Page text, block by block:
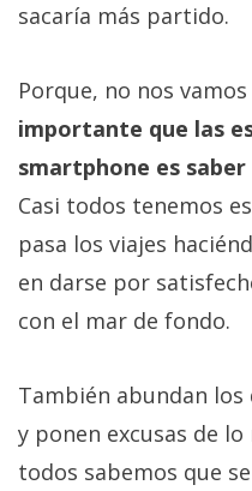
sacaría más partido.
Porque, no nos
importante que las
smartphone es
Casi todos tenemos
pasa los viajes
en darse por
con el mar de fondo.
También abundan
y ponen excusas de
todos sabemos que